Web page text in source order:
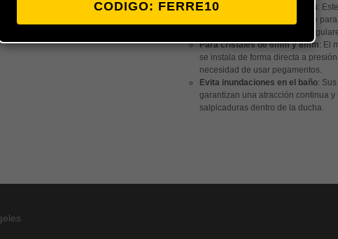
Cierre magnético a 45 grados: Este
está diseñado específicamente
esquinas y platos de ducha
Para cristales de 6mm y 8mm: El
se instala de forma directa a
necesidad de usar pegamentos.
Evita inundaciones en el baño:
garantizan una atracción continua
salpicaduras dentro de la ducha.
CODIGO: FERRE10